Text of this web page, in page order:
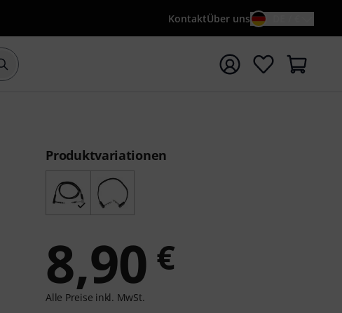
KontaktÜber uns
Suche mit Suchwort {searchTerm} starten
Produktvariationen
8,90 €
Alle Preise inkl. MwSt.